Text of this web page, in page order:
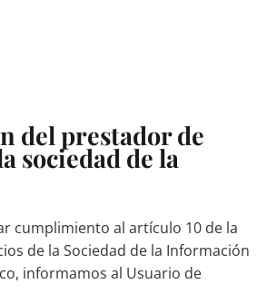
del prestador de
sociedad de la
cumplimiento al artículo 10 de la
de la Sociedad de la Información
informamos al Usuario de